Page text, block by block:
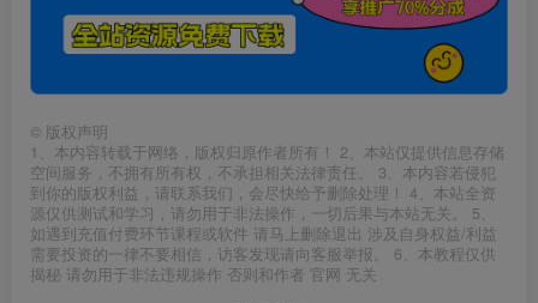
© 版权声明
1、本内容转载于网络，版权归原作者所有！ 2、本站仅提供信息存储
空间服务，不拥有所有权，不承担相关法律责任。 3、本内容若侵犯
到你的版权利益，请联系我们，会尽快给予删除处理！ 4、本站全资
源仅供测试和学习，请勿用于非法操作，一切后果与本站无关。 5、
如遇到充值付费环节课程或软件 请马上删除退出 涉及自身权益/利益
需要投资的一律不要相信，访客发现请向客服举报。 6、本教程仅供
揭秘 请勿用于非法违规操作 否则和作者 官网 无关